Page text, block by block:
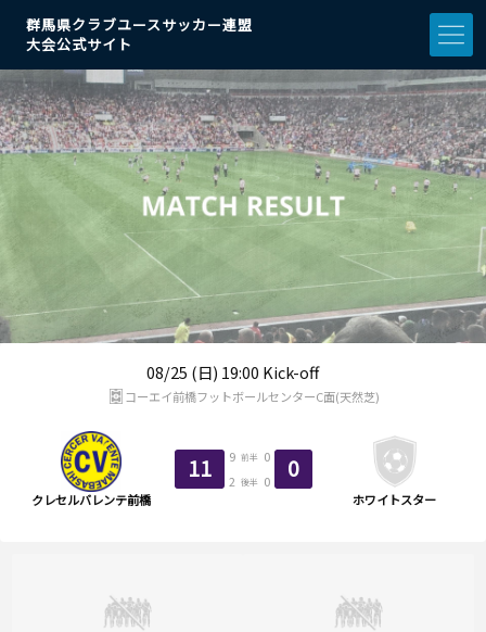
群馬県クラブユースサッカー連盟
大会公式サイト
08/25 (日) 19:00 Kick-off
クレセルバレンテ前橋
11 9 前半
0
2 後半 0 0
ホワイトスター
コーエイ前橋フットボールセンターC面(天然芝)